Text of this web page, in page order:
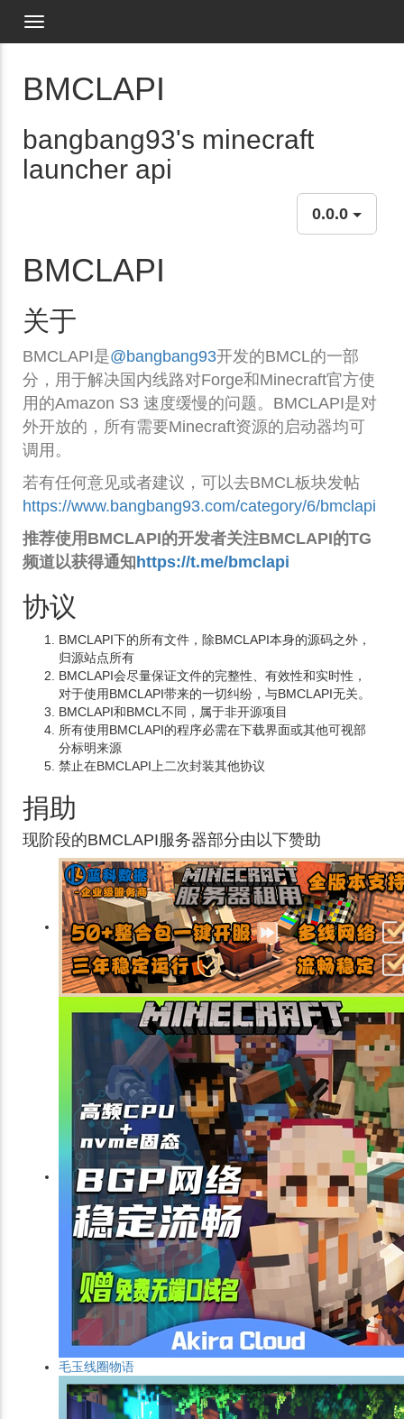
Toggle navigation
BMCLAPI
bangbang93's minecraft
launcher api
0.0.0
BMCLAPI
关于
BMCLAPI是@bangbang93开发的BMCL的一部
分，用于解决国内线路对Forge和Minecraft官方使
用的Amazon S3 速度缓慢的问题。BMCLAPI是对
外开放的，所有需要Minecraft资源的启动器均可
调用。
若有任何意见或者建议，可以去BMCL板块发帖
https://www.bangbang93.com/category/6/bmclapi
推荐使用BMCLAPI的开发者关注BMCLAPI的TG
频道以获得通知 https://t.me/bmclapi
协议
BMCLAPI下的所有文件，除BMCLAPI本身的源码之外，
归源站点所有
BMCLAPI会尽量保证文件的完整性、有效性和实时性，
对于使用BMCLAPI带来的一切纠纷，与BMCLAPI无关。
BMCLAPI和BMCL不同，属于非开源项目
所有使用BMCLAPI的程序必需在下载界面或其他可视部
分标明来源
禁止在BMCLAPI上二次封装其他协议
捐助
现阶段的BMCLAPI服务器部分由以下赞助
毛玉线圈物语